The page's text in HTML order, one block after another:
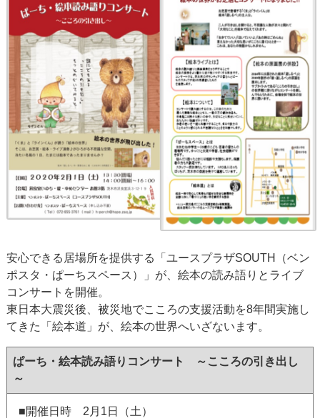
安心できる居場所を提供する「ユースプラザSOUTH（ベン
ポスタ・ぱーちスペース）」が、絵本の読み語りとライブ
コンサートを開催。
東日本大震災後、被災地でこころの支援活動を8年間実施し
てきた「絵本道」が、絵本の世界へいざないます。
ぱーち・絵本読み語りコンサート ～こころの引き出し
～
■開催日時 2月1日（土）